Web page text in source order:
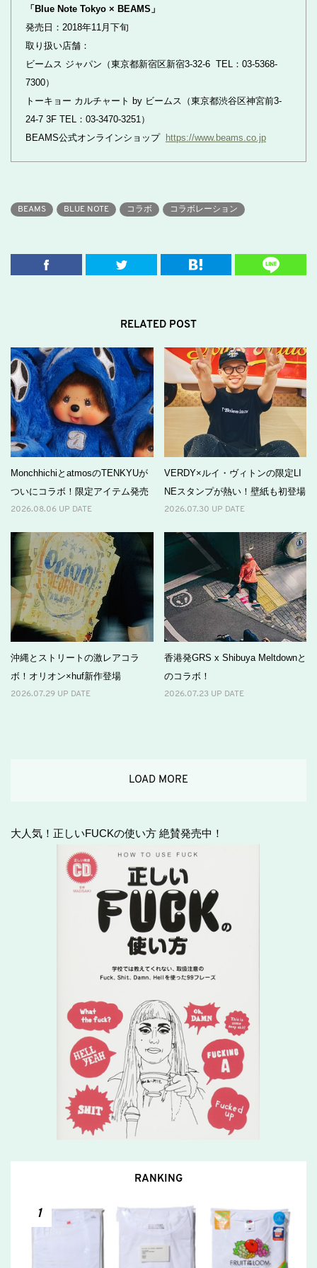
「Blue Note Tokyo × BEAMS」
発売日：2018年11月下旬
取り扱い店舗：
ビームス ジャパン（東京都新宿区新宿3-32-6 TEL：03-5368-
7300）
トーキョー カルチャート by ビームス（東京都渋谷区神宮前3-
24-7 3F TEL：03-3470-3251）
BEAMS公式オンラインショップ https://www.beams.co.jp
BEAMS BLUE NOTE コラボ コラボレーション
RELATED POST
MonchhichiとatmosのTENKYUが
ついにコラボ！限定アイテム発売
2026.08.06 UP DATE
VERDY×ルイ・ヴィトンの限定LI
NEスタンプが熱い！壁紙も初登場
2026.07.30 UP DATE
沖縄とストリートの激レアコラ
ボ！オリオン×huf新作登場
2026.07.29 UP DATE
香港発GRS x Shibuya Meltdownと
のコラボ！
2026.07.23 UP DATE
LOAD MORE
大人気！正しいFUCKの使い方 絶賛発売中！
RANKING
1